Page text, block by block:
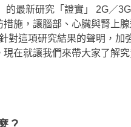
最新研究「證實」 2G／
施，讓腦部、心臟與腎上
對這項研究結果的聲明，加
在就讓我們來帶大家了解